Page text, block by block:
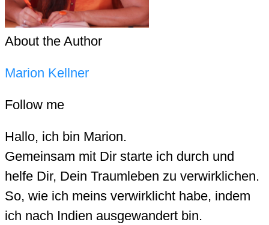
About the Author
Marion Kellner
Follow me
Hallo, ich bin Marion.
Gemeinsam mit Dir starte ich durch und
helfe Dir, Dein Traumleben zu verwirklichen.
So, wie ich meins verwirklicht habe, indem
ich nach Indien ausgewandert bin.